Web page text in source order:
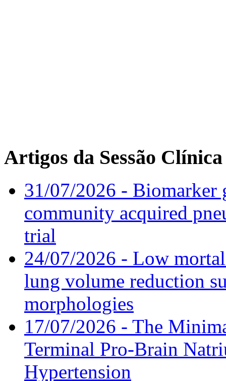
Artigos da Sessão Clínica
31/07/2026 - Biomarker
community acquired
trial
24/07/2026 - Low
lung volume reduction
morphologies
17/07/2026 - The
Terminal Pro-Brain
Hypertension